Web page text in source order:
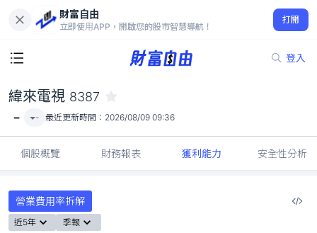
財富自由
立即使用APP，開啟您的股市智慧導航！
打開
登入
-
緯來電視 8387
- - 最近更新時間： 2026/08/09 09:36
個股概覽 財務報表 獲利能力 安全性分析
營業費用率拆解
近5年 季報